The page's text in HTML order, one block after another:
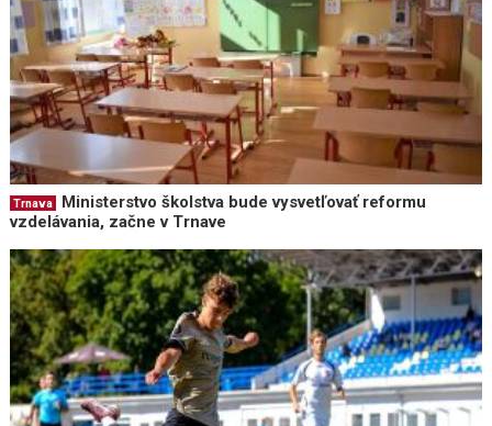
Trnava
Ministerstvo školstva bude vysvetľovať reformu
vzdelávania, začne v Trnave